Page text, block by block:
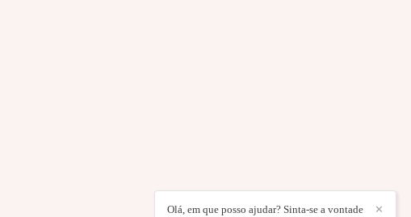
✕
Olá, em que posso ajudar? Sinta-se a vontade